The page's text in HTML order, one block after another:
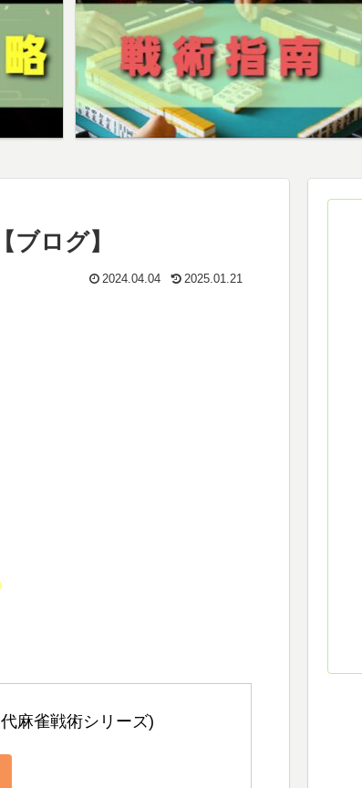
ログ】
2024.04.04 2025.01.21
麻雀戦術シリーズ)